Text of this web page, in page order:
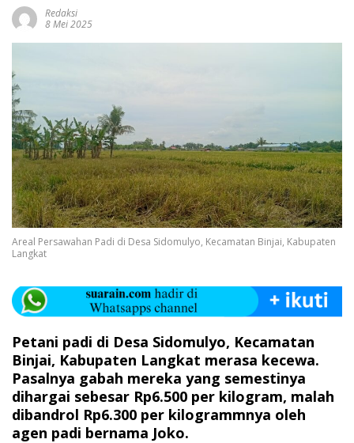
Redaksi
8 Mei 2025
Areal Persawahan Padi di Desa Sidomulyo, Kecamatan Binjai, Kabupaten
Langkat
Petani padi di Desa Sidomulyo, Kecamatan
Binjai, Kabupaten Langkat merasa kecewa.
Pasalnya gabah mereka yang semestinya
dihargai sebesar Rp6.500 per kilogram, malah
dibandrol Rp6.300 per kilogrammnya oleh
agen padi bernama Joko.